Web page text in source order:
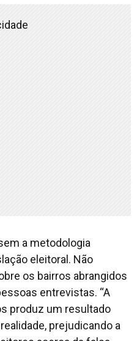
a metodologia
eleitoral. Não
os bairros abrangidos
entrevistas. “A
produz um resultado
prejudicando a